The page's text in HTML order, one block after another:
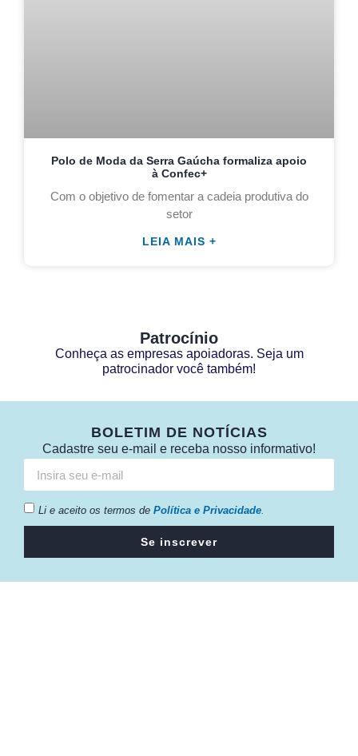
Polo de Moda da Serra Gaúcha formaliza apoio
à Confec+
Com o objetivo de fomentar a cadeia produtiva do
setor
LEIA MAIS +
Patrocínio
Conheça as empresas apoiadoras. Seja um
patrocinador você também!
BOLETIM DE NOTÍCIAS
Cadastre seu e-mail e receba nosso informativo!
Li e aceito os termos de Política e Privacidade.
Se inscrever